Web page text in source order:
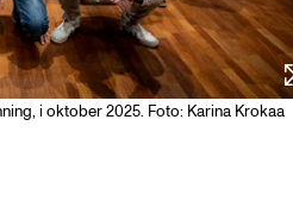
i oktober 2025. Foto: Karina Krokaa